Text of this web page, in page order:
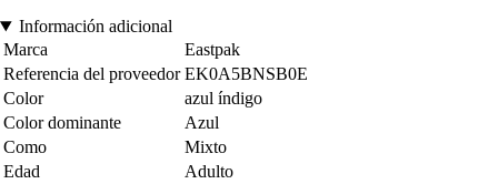
Información adicional
Marca
Eastpak
Referencia del proveedor EK0A5BNSB0E
Color
azul índigo
Color dominante
Azul
Como
Mixto
Edad
Adulto